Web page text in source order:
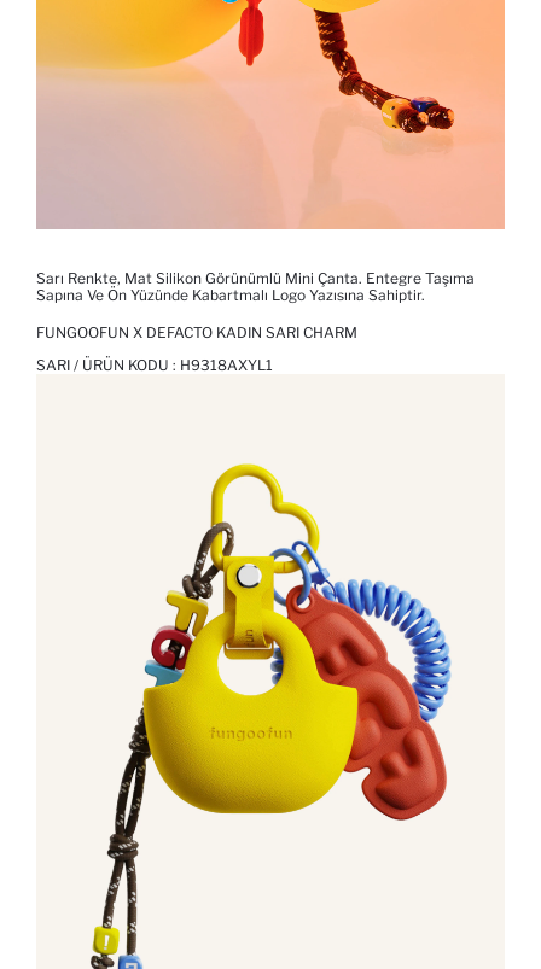
Sarı Renkte, Mat Silikon Görünümlü Mini Çanta. Entegre Taşıma
Sapına Ve Ön Yüzünde Kabartmalı Logo Yazısına Sahiptir.
FUNGOOFUN X DEFACTO KADIN SARI CHARM
SARI / ÜRÜN KODU : H9318AXYL1